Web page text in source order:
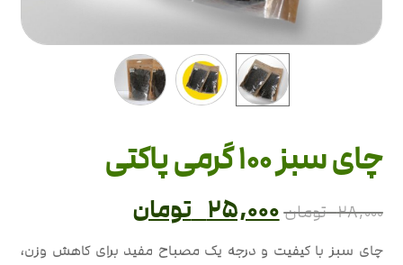
چای سبز 100 گرمی پاکتی
۲۸,۰۰۰ تومان۲۵,۰۰۰ تومان
چای سبز با کیفیت و درجه یک مصباح مفید برای کاهش وزن،